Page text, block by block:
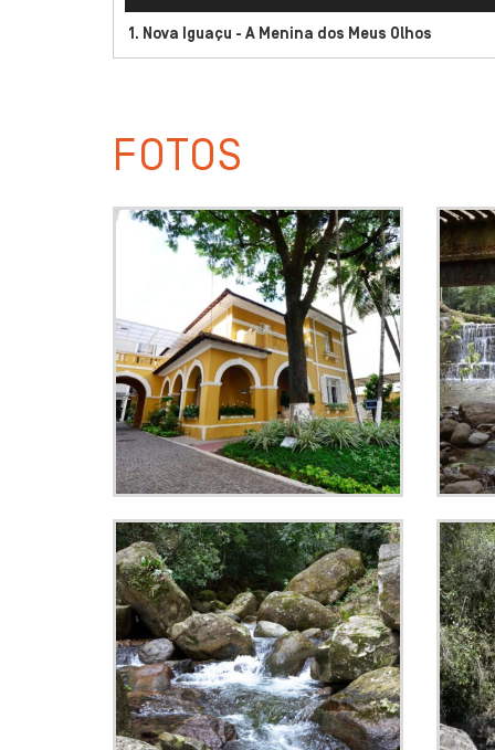
1. Nova Iguaçu - A Menina dos Meus Olhos
FOTOS